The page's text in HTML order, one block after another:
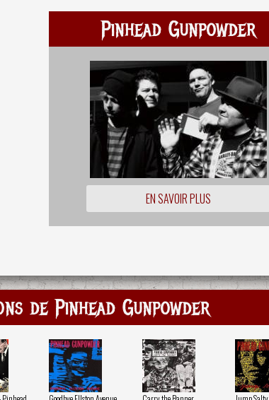
Pinhead Gunpowder
EN SAVOIR PLUS
de Pinhead Gunpowder